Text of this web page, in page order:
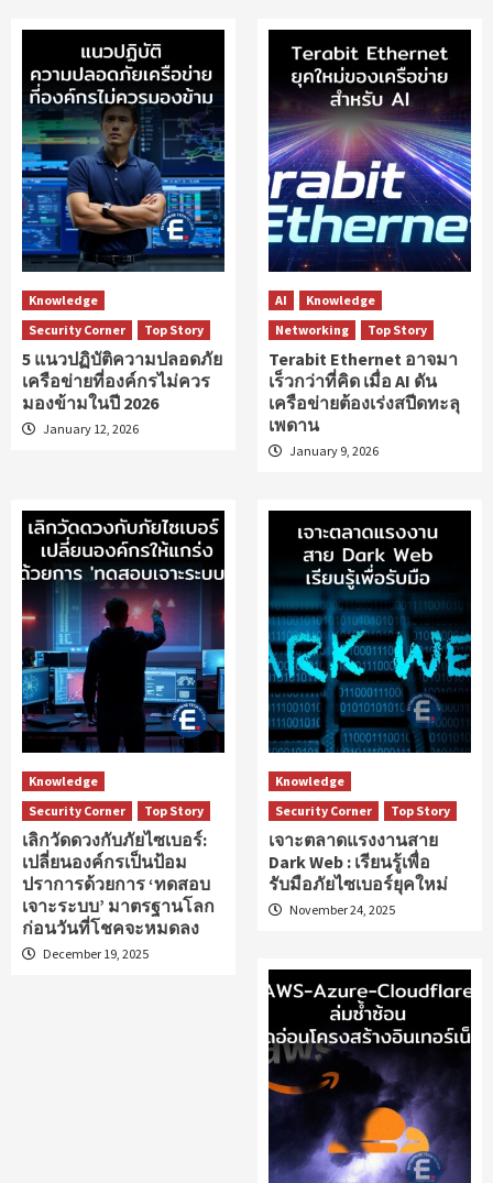
Knowledge
Security Corner
Top Story
5 แนวปฏิบัติความปลอดภัย
เครือข่ายที่องค์กรไม่ควร
มองข้ามในปี 2026
January 12, 2026
AI
Knowledge
Networking
Top Story
Terabit Ethernet อาจมา
เร็วกว่าที่คิด เมื่อ AI ดัน
เครือข่ายต้องเร่งสปีดทะลุ
เพดาน
January 9, 2026
Knowledge
Security Corner
Top Story
เลิกวัดดวงกับภัยไซเบอร์:
เปลี่ยนองค์กรเป็นป้อม
ปราการด้วยการ ‘ทดสอบ
เจาะระบบ’ มาตรฐานโลก
ก่อนวันที่โชคจะหมดลง
December 19, 2025
Knowledge
Security Corner
Top Story
เจาะตลาดแรงงานสาย
Dark Web : เรียนรู้เพื่อ
รับมือภัยไซเบอร์ยุคใหม่
November 24, 2025